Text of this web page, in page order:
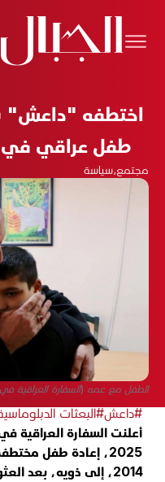
اختطفه "داعش"
طفل عراقي في
مجتمع،سياسة
الطفل مع عمه (السفارة العراقية في
#داعش#البعثات
2025، إعادة طفل